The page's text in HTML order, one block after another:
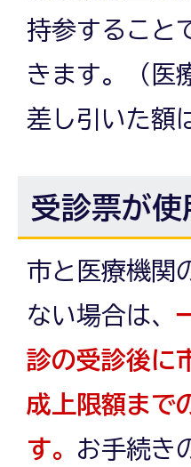
持参すること
きます。（医
差し引いた額
受診票が
市と医療機関
ない場合は、
診の受診後に
成上限額まで
す。 お手続き